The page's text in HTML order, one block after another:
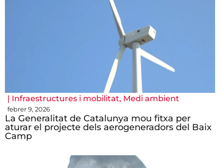
| Infraestructures i mobilitat, Medi ambient
febrer 9, 2026
La Generalitat de Catalunya mou fitxa per
aturar el projecte dels aerogeneradors del Baix
Camp